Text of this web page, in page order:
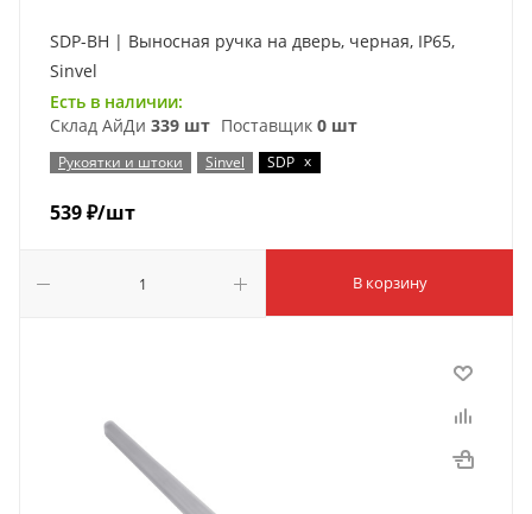
SDP-BH | Выносная ручка на дверь, черная, IP65,
Sinvel
Есть в наличии:
Склад АйДи 339 шт Поставщик 0 шт
Рукоятки и штоки Sinvel SDP x
539₽/шт
В корзину